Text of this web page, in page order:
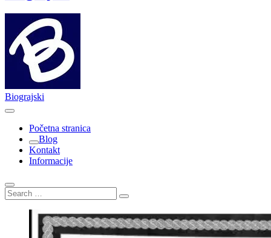
Biograjski
Početna stranica
Blog
Kontakt
Informacije
Search
…